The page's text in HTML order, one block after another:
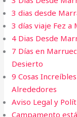
3 dias desde
3 días viaje Fez a
4 Dias Desde
7 Días en
Desierto
9 Cosas
Alrededores
Aviso Legal y
Campamento